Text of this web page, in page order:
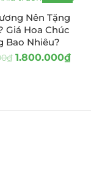
-18%
Nên Tặng
Giá Hoa Chúc
Bao Nhiêu?
₫ 1.800.000₫